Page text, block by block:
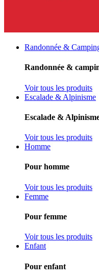
Randonnée &
Randonnée &
Voir tous les produits
Escalade & Alpinisme
Escalade &
Voir tous les produits
Homme
Pour homme
Voir tous les produits
Femme
Pour femme
Voir tous les produits
Enfant
Pour enfant